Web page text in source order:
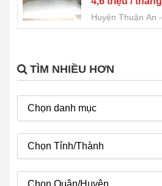
Huyện Thuận An
TÌM NHIỀU HƠN
Chọn danh mục
Chọn Tỉnh/Thành